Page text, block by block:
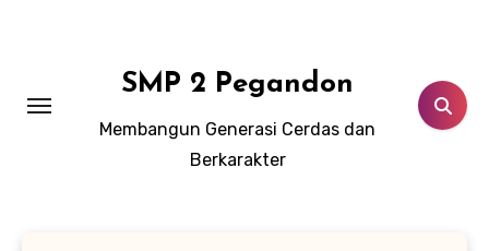
SMP 2 Pegandon
Membangun Generasi Cerdas dan
Berkarakter